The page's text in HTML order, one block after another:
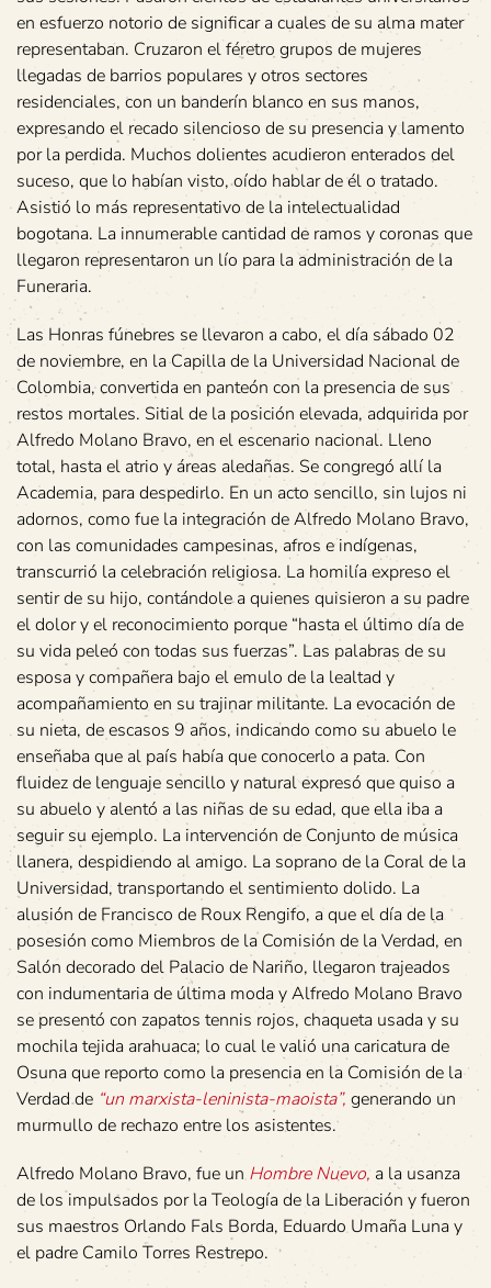
en esfuerzo notorio de significar a cuales de su alma mater
representaban. Cruzaron el féretro grupos de mujeres
llegadas de barrios populares y otros sectores
residenciales, con un banderín blanco en sus manos,
expresando el recado silencioso de su presencia y lamento
por la perdida. Muchos dolientes acudieron enterados del
suceso, que lo habían visto, oído hablar de él o tratado.
Asistió lo más representativo de la intelectualidad
bogotana. La innumerable cantidad de ramos y coronas que
llegaron representaron un lío para la administración de la
Funeraria.
Las Honras fúnebres se llevaron a cabo, el día sábado 02
de noviembre, en la Capilla de la Universidad Nacional de
Colombia, convertida en panteón con la presencia de sus
restos mortales. Sitial de la posición elevada, adquirida por
Alfredo Molano Bravo, en el escenario nacional. Lleno
total, hasta el atrio y áreas aledañas. Se congregó allí la
Academia, para despedirlo. En un acto sencillo, sin lujos ni
adornos, como fue la integración de Alfredo Molano Bravo,
con las comunidades campesinas, afros e indígenas,
transcurrió la celebración religiosa. La homilía expreso el
sentir de su hijo, contándole a quienes quisieron a su padre
el dolor y el reconocimiento porque “hasta el último día de
su vida peleó con todas sus fuerzas”. Las palabras de su
esposa y compañera bajo el emulo de la lealtad y
acompañamiento en su trajinar militante. La evocación de
su nieta, de escasos 9 años, indicando como su abuelo le
enseñaba que al país había que conocerlo a pata. Con
fluidez de lenguaje sencillo y natural expresó que quiso a
su abuelo y alentó a las niñas de su edad, que ella iba a
seguir su ejemplo. La intervención de Conjunto de música
llanera, despidiendo al amigo. La soprano de la Coral de la
Universidad, transportando el sentimiento dolido. La
alusión de Francisco de Roux Rengifo, a que el día de la
posesión como Miembros de la Comisión de la Verdad, en
Salón decorado del Palacio de Nariño, llegaron trajeados
con indumentaria de última moda y Alfredo Molano Bravo
se presentó con zapatos tennis rojos, chaqueta usada y su
mochila tejida arahuaca; lo cual le valió una caricatura de
Osuna que reporto como la presencia en la Comisión de la
Verdad de “un marxista-leninista-maoista”, generando un
murmullo de rechazo entre los asistentes.
Alfredo Molano Bravo, fue un Hombre Nuevo, a la usanza
de los impulsados por la Teología de la Liberación y fueron
sus maestros Orlando Fals Borda, Eduardo Umaña Luna y
el padre Camilo Torres Restrepo.